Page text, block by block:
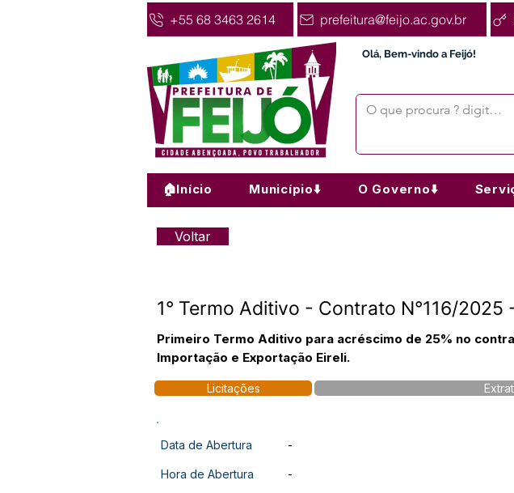
+55 68 3463 2614 prefeitura@feijo.ac.gov.br
Olá, Bem-vindo a Feijó!
🏠Início Município⬇️ O Governo⬇️
Voltar
1° Termo Aditivo - Contrato N°116/2025
Primeiro Termo Aditivo para acréscimo de 25% no
Importação e Exportação Eireli.
Licitações
Data de Abertura -
Hora de Abertura -